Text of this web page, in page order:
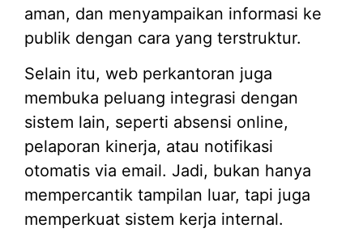
aman, dan menyampaikan informasi ke
publik dengan cara yang terstruktur.
Selain itu, web perkantoran juga
membuka peluang integrasi dengan
sistem lain, seperti absensi online,
pelaporan kinerja, atau notifikasi
otomatis via email. Jadi, bukan hanya
mempercantik tampilan luar, tapi juga
memperkuat sistem kerja internal.